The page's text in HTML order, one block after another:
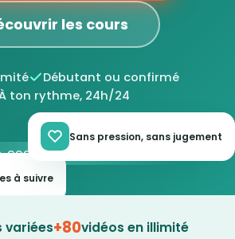
les cours
Débutant ou confirmé
ton rythme, 24h/24
à suivre
Sans pression, sans jugement
variées+80vidéos en illimité